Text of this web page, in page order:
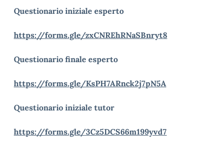
Questionario iniziale esperto
https://forms.gle/zxCNREhRNaSBnryt8
Questionario finale esperto
https://forms.gle/KsPH7ARnck2j7pN5A
Questionario iniziale tutor
https://forms.gle/3Cz5DCS66m199yvd7